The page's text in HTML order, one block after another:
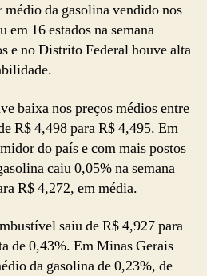
da gasolina vendido nos
em 16 estados na semana
e no Distrito Federal houve alta
baixa nos preços médios entre
R$ 4,498 para R$ 4,495. Em
do país e com mais postos
caiu 0,05% na semana
R$ 4,272, em média.
saiu de R$ 4,927 para
de 0,43%. Em Minas Gerais
da gasolina de 0,23%, de